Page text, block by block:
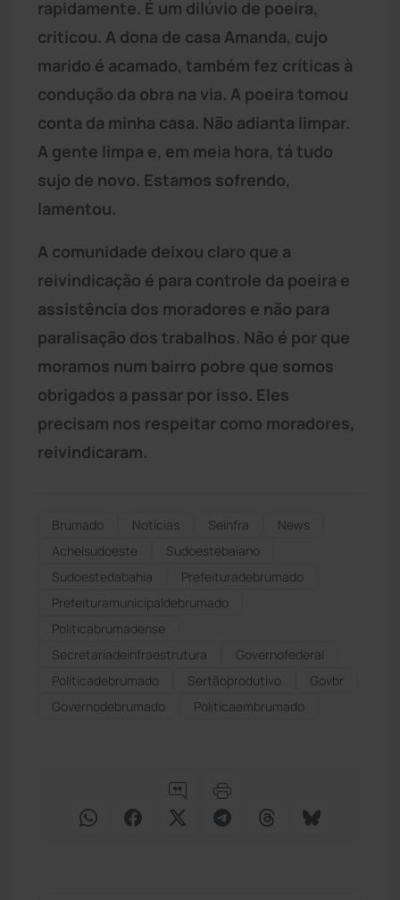
rapidamente. É um dilúvio de poeira,
criticou. A dona de casa Amanda, cujo
marido é acamado, também fez críticas à
condução da obra na via. A poeira tomou
conta da minha casa. Não adianta limpar.
A gente limpa e, em meia hora, tá tudo
sujo de novo. Estamos sofrendo,
lamentou.
A comunidade deixou claro que a
reivindicação é para controle da poeira e
assistência dos moradores e não para
paralisação dos trabalhos. Não é por que
moramos num bairro pobre que somos
obrigados a passar por isso. Eles
precisam nos respeitar como moradores,
reivindicaram.
Brumado Notícias Seinfra
News
Acheisudoeste
Sudoestebaiano
Sudoestedabahia
Prefeituradebrumado
Prefeituramunicipaldebrumado
Políticabrumadense
Secretariadeinfraestrutura
Governofederal
Políticadebrumado
Sertãoprodutivo
Govbr
Governodebrumado
Políticaembrumado